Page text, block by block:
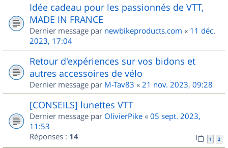
Idée cadeau pour les passionnés de VTT,
MADE IN FRANCE
Dernier message par newbikeproducts.com « 11 déc.
2023, 17:04
Retour d'expériences sur vos bidons et
autres accessoires de vélo
Dernier message par M-Tav83 « 21 nov. 2023, 09:28
[CONSEILS] lunettes VTT
Dernier message par OlivierPike « 05 sept. 2023,
11:53
Réponses : 14 1 2